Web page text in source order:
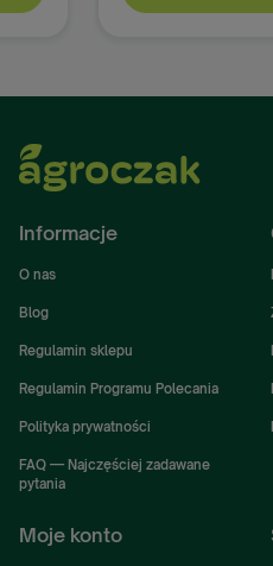
Informacje
O nas
Blog
Regulamin sklepu
Regulamin Programu Polecania
Polityka prywatności
FAQ — Najczęściej zadawane
pytania
Moje konto